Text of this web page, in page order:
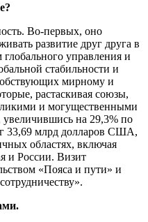
Во-первых, оно
развитие друг друга в
управления и
стабильности и
мирному и
растаскивая союзы,
и могущественными
на 29,3% по
33,69 млрд долларов США,
областях, включая
и России. Визит
«Пояса и пути» и